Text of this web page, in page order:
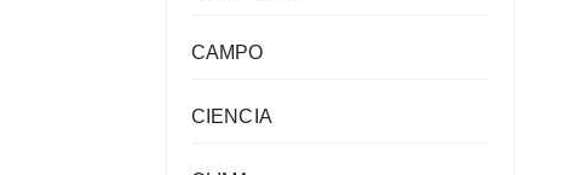
CAMPO
CIENCIA